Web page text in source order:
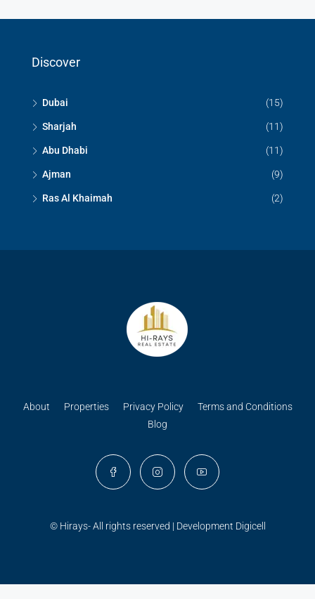
Discover
Dubai (15)
Sharjah (11)
Abu Dhabi (11)
Ajman (9)
Ras Al Khaimah (2)
About Properties Privacy Policy
Terms and Conditions
Blog
© Hirays- All rights reserved | Development Digicell